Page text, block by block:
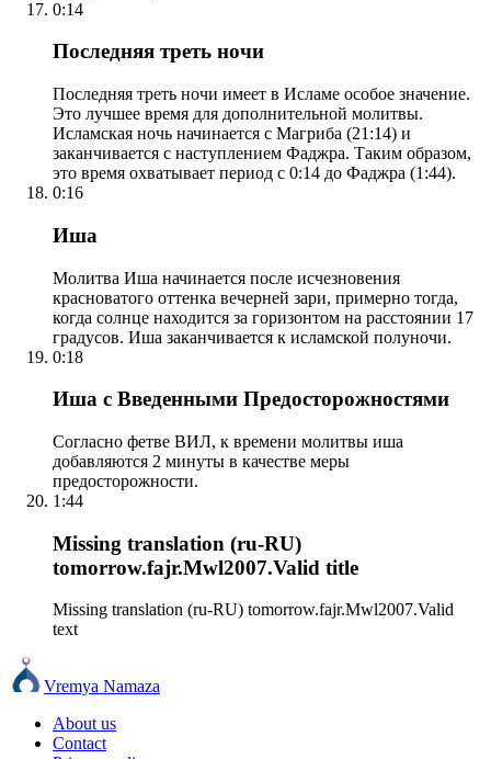
0:14
Последняя треть ночи
Последняя треть ночи имеет в Исламе особое значение.
Это лучшее время для дополнительной молитвы.
Исламская ночь начинается с Магриба (21:14) и
заканчивается с наступлением Фаджра. Таким образом,
это время охватывает период с 0:14 до Фаджра (1:44).
0:16
Иша
Молитва Иша начинается после исчезновения
красноватого оттенка вечерней зари, примерно тогда,
когда солнце находится за горизонтом на расстоянии 17
градусов. Иша заканчивается к исламской полуночи.
0:18
Иша с Введенными Предосторожностями
Согласно фетве ВИЛ, к времени молитвы иша
добавляются 2 минуты в качестве меры
предосторожности.
1:44
Missing translation (ru-RU)
tomorrow.fajr.Mwl2007.Valid title
Missing translation (ru-RU) tomorrow.fajr.Mwl2007.Valid
text
Vremya Namaza
About us
Contact